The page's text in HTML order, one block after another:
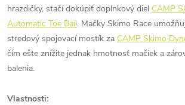
hrazdičky, stačí dokúpiť doplnkový diel CAMP
Automatic Toe Bail. Mačky Skimo Race
stredový spojovací mostík za CAMP Skimo
čím ešte znížite jednak hmotnosť mačiek a
balenia.
Vlastnosti: